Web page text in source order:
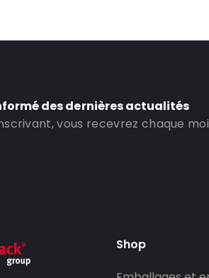
des dernières actualités
vous recevrez chaque
Shop